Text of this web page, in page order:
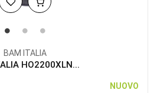
BAM ITALIA
HO2200XLN...
NUOVO